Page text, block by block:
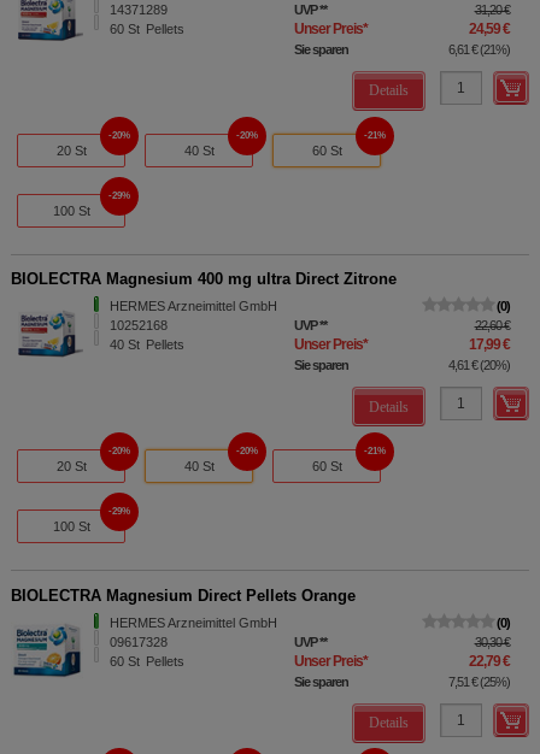
14371289
60 St Pellets
UVP** 31,20 €
Unser Preis* 24,59 €
Sie sparen 6,61 €(21%)
Details
20 St
20%
40 St
20%
60 St
21%
100 St
29%
BIOLECTRA Magnesium 400 mg ultra Direct Zitrone
HERMES Arzneimittel GmbH
10252168
40 St Pellets
0
UVP** 22,60 €
Unser Preis* 17,99 €
Sie sparen 4,61 €(20%)
Details
20 St
20%
40 St
20%
60 St
21%
100 St
29%
BIOLECTRA Magnesium Direct Pellets Orange
HERMES Arzneimittel GmbH
09617328
60 St Pellets
0
UVP** 30,30 €
Unser Preis* 22,79 €
Sie sparen 7,51 €(25%)
Details